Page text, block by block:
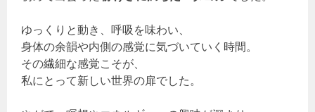
ゆっくりと動き、呼吸を味わい、
身体の余韻や内側の感覚に気づいていく時間。
その繊細な感覚こそが、
私にとって新しい世界の扉でした。